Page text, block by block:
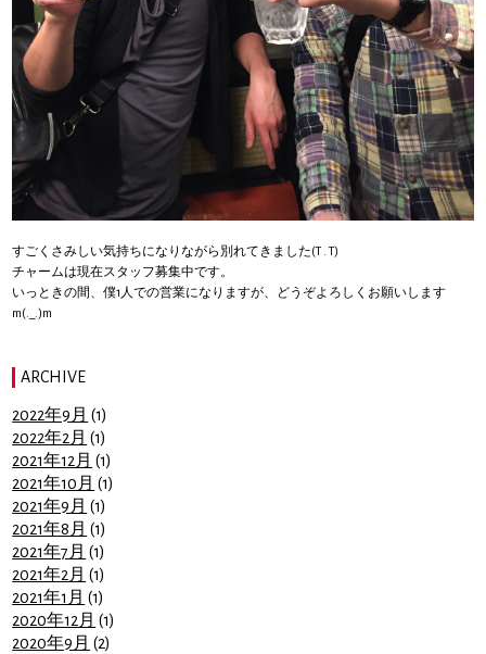
すごくさみしい気持ちになりながら別れてきました(T . T)
チャームは現在スタッフ募集中です。
いっときの間、僕1人での営業になりますが、どうぞよろしくお願いします
m(._.)m
ARCHIVE
2022年9月 (1)
2022年2月 (1)
2021年12月 (1)
2021年10月 (1)
2021年9月 (1)
2021年8月 (1)
2021年7月 (1)
2021年2月 (1)
2021年1月 (1)
2020年12月 (1)
2020年9月 (2)